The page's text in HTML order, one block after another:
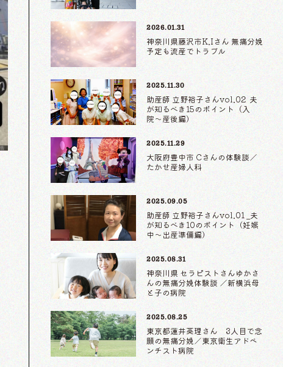
2026.01.31
神奈川県藤沢市K.Iさん 無痛分娩
予定も流産でトラブル
2025.11.30
助産師 立野裕子さんvol.02 夫
が知るべき15のポイント（入
院〜産後編）
2025.11.29
大阪府豊中市 Cさんの体験談／
たかせ産婦人科
2025.09.05
助産師 立野裕子さんvol.01 _夫
が知るべき10のポイント（妊娠
中〜出産準備編）
2025.08.31
神奈川県 セラピストさんゆかさ
んの無痛分娩体験談 ／新横浜母
と子の病院
2025.08.25
東京都蓮井英理さん 3人目で念
願の無痛分娩／東京衛生アドベ
ンチスト病院